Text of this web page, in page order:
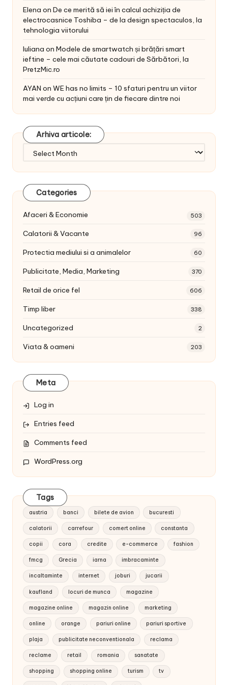
Elena on De ce merită să iei în calcul achiziția de
electrocasnice Toshiba – de la design spectaculos, la
tehnologia viitorului
Iuliana on Modele de smartwatch și brățări smart
ieftine – cele mai căutate cadouri de Sărbători, la
PretzMic.ro
AYAN on WE has no limits – 10 sfaturi pentru un viitor
mai verde cu acțiuni care țin de fiecare dintre noi
Arhiva articole:
Categories
Afaceri & Economie 503
Calatorii & Vacante 96
Protectia mediului si a animalelor 60
Publicitate, Media, Marketing 370
Retail de orice fel 606
Timp liber 338
Uncategorized 2
Viata & oameni 203
Meta
Log in
Entries feed
Comments feed
WordPress.org
Tags
austria banci bilete de avion bucuresti
calatorii carrefour comert online constanta
copii cora credite e-commerce fashion
fmcg Grecia iarna imbracaminte
incaltaminte internet joburi jucarii
kaufland locuri de munca magazine
magazine online magazin online marketing
online orange pariuri online pariuri sportive
plaja publicitate neconventionala reclama
reclame retail romania sanatate
shopping shopping online turism tv